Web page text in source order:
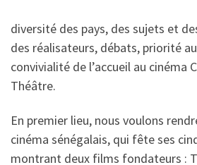
diversité des pays, des sujets et
des réalisateurs, débats, priorité
convivialité de l’accueil au cinéma
Théâtre.
En premier lieu, nous voulons
cinéma sénégalais, qui fête ses
montrant deux films fondateurs :